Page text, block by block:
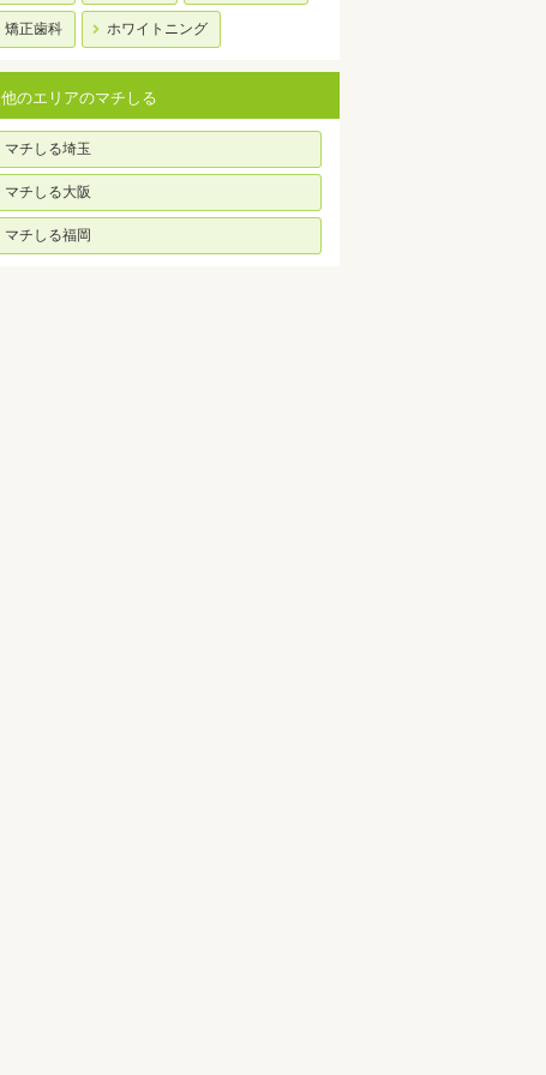
矯正歯科 ホワイトニング
他のエリアのマチしる
マチしる埼玉
マチしる大阪
マチしる福岡